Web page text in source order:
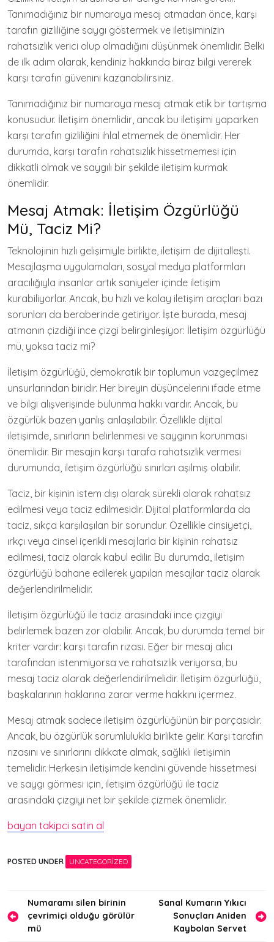
Tanımadığınız bir numaraya mesaj atmadan önce, karşı
tarafın gizliliğine saygı göstermek ve iletişiminizin
rahatsızlık verici olup olmadığını düşünmek önemlidir. Belki
de ilk adım olarak, kendiniz hakkında biraz bilgi vererek
karşı tarafın güvenini kazanabilirsiniz.
Tanımadığınız bir numaraya mesaj atmak etik bir tartışma
konusudur. İletişim önemlidir, ancak bu iletişimi yaparken
karşı tarafın gizliliğini ihlal etmemek de önemlidir. Her
durumda, karşı tarafın rahatsızlık hissetmemesi için
dikkatli olmak ve saygılı bir şekilde iletişim kurmak
önemlidir.
Mesaj Atmak: İletişim Özgürlüğü
Mü, Taciz Mi?
Teknolojinin hızlı gelişimiyle birlikte, iletişim de dijitalleşti.
Mesajlaşma uygulamaları, sosyal medya platformları
aracılığıyla insanlar artık saniyeler içinde iletişim
kurabiliyorlar. Ancak, bu hızlı ve kolay iletişim araçları bazı
sorunları da beraberinde getiriyor. İşte burada, mesaj
atmanın çizdiği ince çizgi belirginleşiyor: İletişim özgürlüğü
mü, yoksa taciz mi?
İletişim özgürlüğü, demokratik bir toplumun vazgeçilmez
unsurlarından biridir. Her bireyin düşüncelerini ifade etme
ve bilgi alışverişinde bulunma hakkı vardır. Ancak, bu
özgürlük bazen yanlış anlaşılabilir. Özellikle dijital
iletişimde, sınırların belirlenmesi ve saygının korunması
önemlidir. Bir mesajın karşı tarafa rahatsızlık vermesi
durumunda, iletişim özgürlüğü sınırları aşılmış olabilir.
Taciz, bir kişinin istem dışı olarak sürekli olarak rahatsız
edilmesi veya taciz edilmesidir. Dijital platformlarda da
taciz, sıkça karşılaşılan bir sorundur. Özellikle cinsiyetçi,
ırkçı veya cinsel içerikli mesajlarla bir kişinin rahatsız
edilmesi, taciz olarak kabul edilir. Bu durumda, iletişim
özgürlüğü bahane edilerek yapılan mesajlar taciz olarak
değerlendirilmelidir.
İletişim özgürlüğü ile taciz arasındaki ince çizgiyi
belirlemek bazen zor olabilir. Ancak, bu durumda temel bir
kriter vardır: karşı tarafın rızası. Eğer bir mesaj alıcı
tarafından istenmiyorsa ve rahatsızlık veriyorsa, bu
mesaj taciz olarak değerlendirilmelidir. İletişim özgürlüğü,
başkalarının haklarına zarar verme hakkını içermez.
Mesaj atmak sadece iletişim özgürlüğünün bir parçasıdır.
Ancak, bu özgürlük sorumlulukla birlikte gelir. Karşı tarafın
rızasını ve sınırlarını dikkate almak, sağlıklı iletişimin
temelidir. Herkesin iletişimde kendini güvende hissetmesi
ve saygı görmesi için, iletişim özgürlüğü ile taciz
arasındaki çizgiyi net bir şekilde çizmek önemlidir.
bayan takipci satin al
POSTED UNDER UNCATEGORIZED
Yazı
gezinmesi
Numaramı silen birinin
çevrimiçi olduğu görülür
mü
Sanal Kumarın Yıkıcı
Sonuçları Aniden
Kaybolan Servet